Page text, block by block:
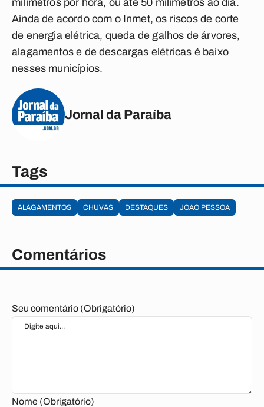
milímetros por hora, ou até 50 milímetros ao dia.
Ainda de acordo com o Inmet, os riscos de corte
de energia elétrica, queda de galhos de árvores,
alagamentos e de descargas elétricas é baixo
nesses municípios.
Jornal da Paraíba
Tags
ALAGAMENTOS CHUVAS DESTAQUES JOAO PESSOA
Comentários
Seu comentário (Obrigatório)
Nome (Obrigatório)